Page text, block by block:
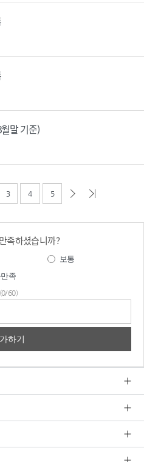
말 기준)
3 4 5
족하셨습니까?
보통
족
60)